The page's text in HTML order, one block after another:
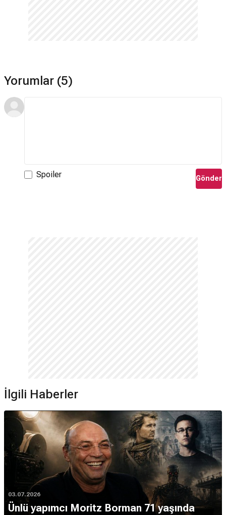
Yorumlar (5)
Spoiler Gönder
İlgili Haberler
03.07.2026
Ünlü yapımcı Moritz Borman 71 yaşında